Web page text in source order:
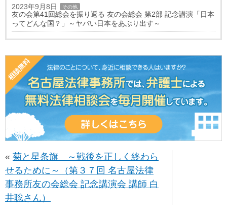
2023年9月8日 その他
友の会第41回総会を振り返る 友の会総会 第2部 記念講演「日本
ってどんな国？」～ヤバい日本をあぶり出す～
« 菊と星条旗 ～戦後を正しく終わら
せるために～（第３７回 名古屋法律
事務所友の会総会 記念講演会 講師 白
井聡さん）